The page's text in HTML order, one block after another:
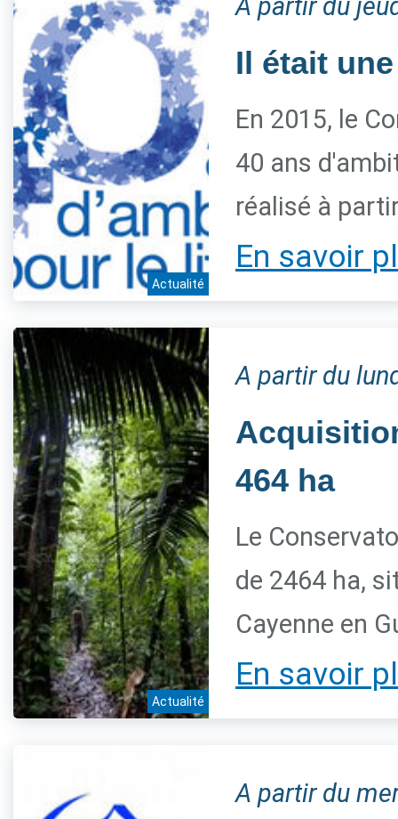
Actualité
A partir du
Il était
En 2015, le
40 ans
réalisé à
En savoir
Actualité
A partir du
464 ha
Le
de 2464 ha,
Cayenne en
En savoir
A partir du